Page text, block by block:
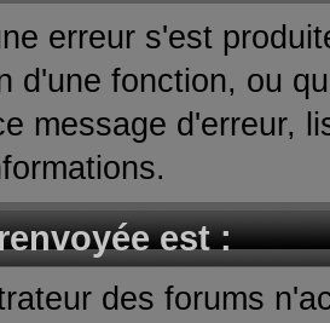
erreur s'est
d'une fonction, ou
message d'erreur,
est :
des forums